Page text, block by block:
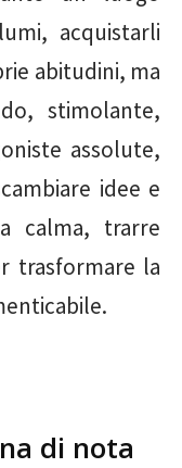
acquistarli
abitudini, ma
stimolante,
assolute,
idee e
calma, trarre
trasformare la
di nota